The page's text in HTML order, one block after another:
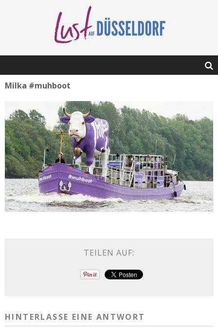
Milka #muhboot
TEILEN AUF:
HINTERLASSE EINE ANTWORT